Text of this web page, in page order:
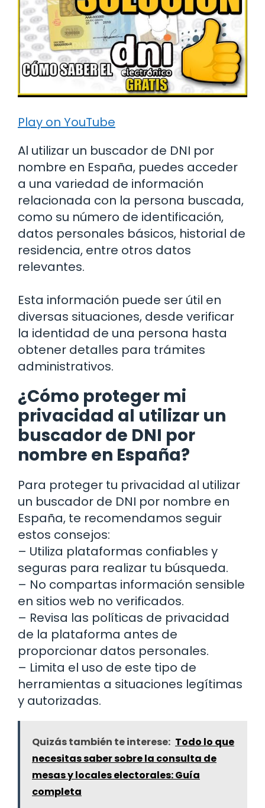
Play on YouTube
Al utilizar un buscador de DNI por
nombre en España, puedes acceder
a una variedad de información
relacionada con la persona buscada,
como su número de identificación,
datos personales básicos, historial de
residencia, entre otros datos
relevantes.
Esta información puede ser útil en
diversas situaciones, desde verificar
la identidad de una persona hasta
obtener detalles para trámites
administrativos.
¿Cómo proteger mi
privacidad al utilizar un
buscador de DNI por
nombre en España?
Para proteger tu privacidad al utilizar
un buscador de DNI por nombre en
España, te recomendamos seguir
estos consejos:
– Utiliza plataformas confiables y
seguras para realizar tu búsqueda.
– No compartas información sensible
en sitios web no verificados.
– Revisa las políticas de privacidad
de la plataforma antes de
proporcionar datos personales.
– Limita el uso de este tipo de
herramientas a situaciones legítimas
y autorizadas.
Quizás también te interese: Todo lo que
necesitas saber sobre la consulta de
mesas y locales electorales: Guía
completa